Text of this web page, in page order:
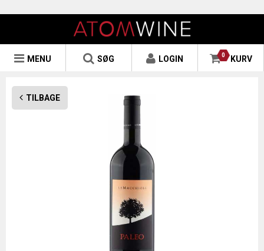
0 KURV
LOGIN
SØG
MENU
TILBAGE